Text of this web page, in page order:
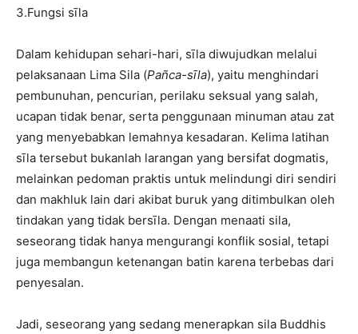
3.Fungsi sīla
Dalam kehidupan sehari-hari, sīla diwujudkan melalui
pelaksanaan Lima Sila (Pañca-sīla), yaitu menghindari
pembunuhan, pencurian, perilaku seksual yang salah,
ucapan tidak benar, serta penggunaan minuman atau zat
yang menyebabkan lemahnya kesadaran. Kelima latihan
sīla tersebut bukanlah larangan yang bersifat dogmatis,
melainkan pedoman praktis untuk melindungi diri sendiri
dan makhluk lain dari akibat buruk yang ditimbulkan oleh
tindakan yang tidak bersīla. Dengan menaati sila,
seseorang tidak hanya mengurangi konflik sosial, tetapi
juga membangun ketenangan batin karena terbebas dari
penyesalan.
Jadi, seseorang yang sedang menerapkan sila Buddhis